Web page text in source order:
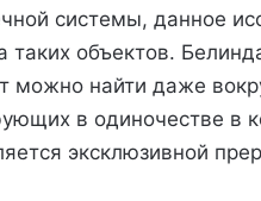
системы, данное
таких объектов.
можно найти даже
в одиночестве в
эксклюзивной